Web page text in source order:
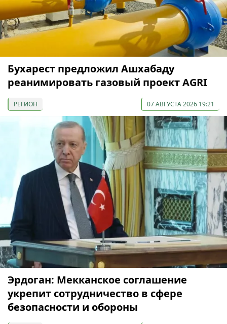
Бухарест предложил Ашхабаду
реанимировать газовый проект AGRI
РЕГИОН 07 АВГУСТА 2026 19:21
Эрдоган: Мекканское соглашение
укрепит сотрудничество в сфере
безопасности и обороны